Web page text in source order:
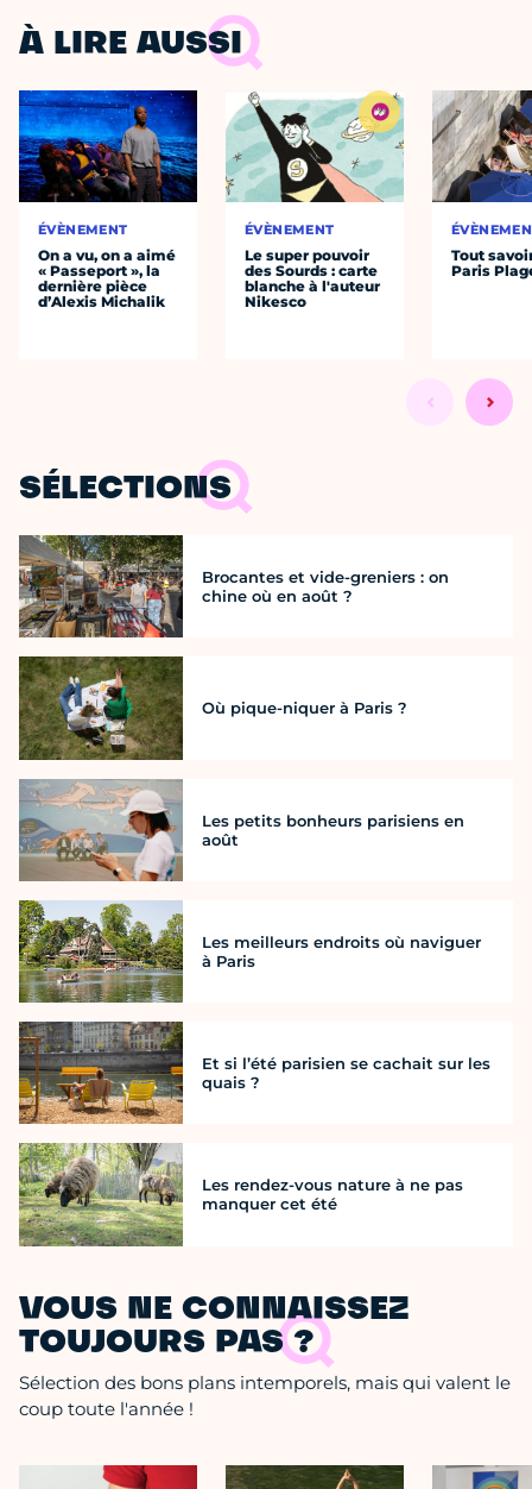
À LIRE AUSSI
ÉVÈNEMENT
On a vu, on a aimé
« Passeport », la
dernière pièce
d’Alexis Michalik
ÉVÈNEMENT
Le super pouvoir
des Sourds : carte
blanche à l'auteur
Nikesco
Tout
Paris
SÉLECTIONS
Brocantes et vide-greniers : on
chine où en août ?
Où pique-niquer à Paris ?
Les petits bonheurs parisiens en
août
Les meilleurs endroits où naviguer
à Paris
Et si l’été parisien se cachait sur les
quais ?
Les rendez-vous nature à ne pas
manquer cet été
VOUS NE CONNAISSEZ
TOUJOURS PAS ?
Sélection des bons plans intemporels, mais qui valent le
coup toute l'année !